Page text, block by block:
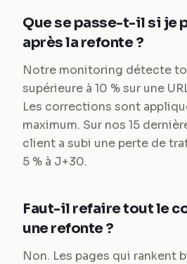
Que se passe-t-il si je
après la refonte ?
Notre monitoring détecte
supérieure à 10 % sur une
Les corrections sont
maximum. Sur nos 15
client a subi une perte de
5 % à J+30.
Faut-il refaire tout le
une refonte ?
Non. Les pages qui rankent